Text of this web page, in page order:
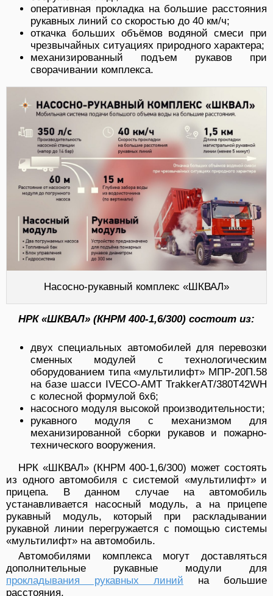
оперативная прокладка на большие расстояния
рукавных линий со скоростью до 40 км/ч;
откачка больших объёмов водяной смеси при
чрезвычайных ситуациях природного характера;
механизированный подъем рукавов при
сворачивании комплекса.
Насосно-рукавный комплекс «ШКВАЛ»
НРК «ШКВАЛ» (КНРМ 400-1,6/300) состоит из:
двух специальных автомобилей для перевозки
сменных модулей с технологическим
оборудованием типа «мультилифт» МПР-20П.58
на базе шасси IVECO-AMT TrakkerAТ/380T42WH
с колесной формулой 6х6;
насосного модуля высокой производительности;
рукавного модуля с механизмом для
механизированной сборки рукавов и пожарно-
технического вооружения.
НРК «ШКВАЛ» (КНРМ 400-1,6/300) может состоять
из одного автомобиля с системой «мультилифт» и
прицепа. В данном случае на автомобиль
устанавливается насосный модуль, а на прицепе
рукавный модуль, который при раскладывании
рукавной линии перегружается с помощью системы
«мультилифт» на автомобиль.
Автомобилями комплекса могут доставляться
дополнительные рукавные модули для
прокладывания рукавных линий на большие
расстояния.